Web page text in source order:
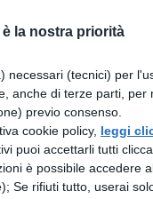
la nostra priorità
necessari (tecnici) per
anche di terze parti,
previo consenso.
cookie policy, leggi
puoi accettarli tutti
è possibile accedere
Se rifiuti tutto, userai
quanto sua
A Seattle
con
prima
la notte per
del Seattle
diversi problemi